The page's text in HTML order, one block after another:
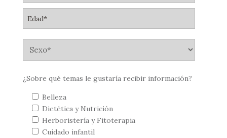
¿Sobre qué temas le gustaría recibir información?
Belleza
Dietética y Nutrición
Herboristería y Fitoterapia
Cuidado infantil